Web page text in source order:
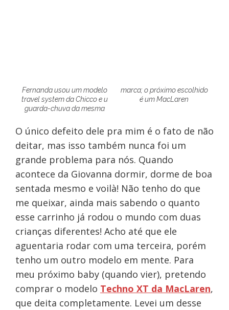
Fernanda usou um modelo
travel system da Chicco e u
guarda-chuva da mesma
marca; o próximo escolhido
é um MacLaren
O único defeito dele pra mim é o fato de não
deitar, mas isso também nunca foi um
grande problema para nós. Quando
acontece da Giovanna dormir, dorme de boa
sentada mesmo e voilà! Não tenho do que
me queixar, ainda mais sabendo o quanto
esse carrinho já rodou o mundo com duas
crianças diferentes! Acho até que ele
aguentaria rodar com uma terceira, porém
tenho um outro modelo em mente. Para
meu próximo baby (quando vier), pretendo
comprar o modelo Techno XT da MacLaren,
que deita completamente. Levei um desse